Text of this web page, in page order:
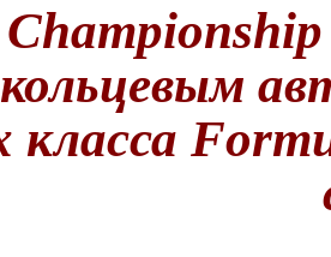
класса